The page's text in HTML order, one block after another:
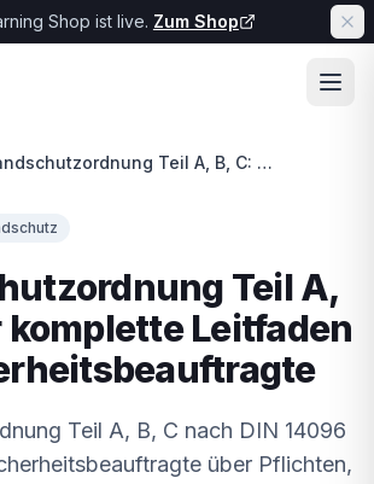
Shop ist live. Zum Shop
Brandschutzordnung Teil A, B, C: Der komplette Leitfaden für Sicherheitsbeauftragte
Teil A,
komplette Leitfaden
Teil A, B, C nach DIN 14096
über Pflichten,